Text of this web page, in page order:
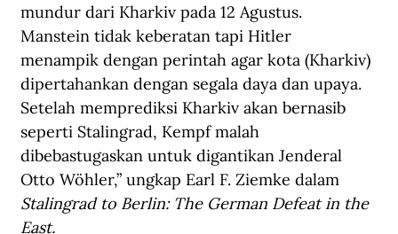
mundur dari Kharkiv pada 12 Agustus.
Manstein tidak keberatan tapi Hitler
menampik dengan perintah agar kota (Kharkiv)
dipertahankan dengan segala daya dan upaya.
Setelah memprediksi Kharkiv akan bernasib
seperti Stalingrad, Kempf malah
dibebastugaskan untuk digantikan Jenderal
Otto Wöhler,” ungkap Earl F. Ziemke dalam
Stalingrad to Berlin: The German Defeat in the
East.